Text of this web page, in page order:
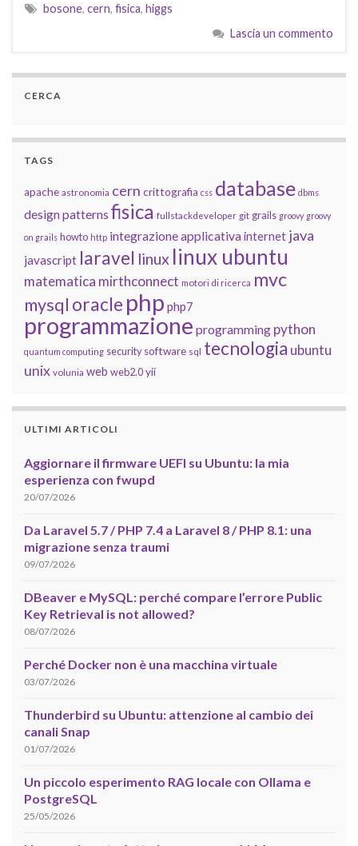
bosone, cern, fisica, higgs
Lascia un commento
CERCA
TAGS
apache astronomia cern crittografia css database dbms
design patterns fisica fullstackdeveloper git grails groovy groovy
on grails howto http integrazione applicativainternet java
javascript laravel linux linux ubuntu
matematica mirthconnect motori di ricerca mvc
mysql oracle php php7
programmazione programming python
quantum computing security software sql tecnologia ubuntu
unix volunia web web2.0 yii
ULTIMI ARTICOLI
Aggiornare il firmware UEFI su Ubuntu: la mia
esperienza con fwupd
20/07/2026
Da Laravel 5.7 / PHP 7.4 a Laravel 8 / PHP 8.1: una
migrazione senza traumi
09/07/2026
DBeaver e MySQL: perché compare l’errore Public
Key Retrieval is not allowed?
08/07/2026
Perché Docker non è una macchina virtuale
03/07/2026
Thunderbird su Ubuntu: attenzione al cambio dei
canali Snap
01/07/2026
Un piccolo esperimento RAG locale con Ollama e
PostgreSQL
25/05/2026